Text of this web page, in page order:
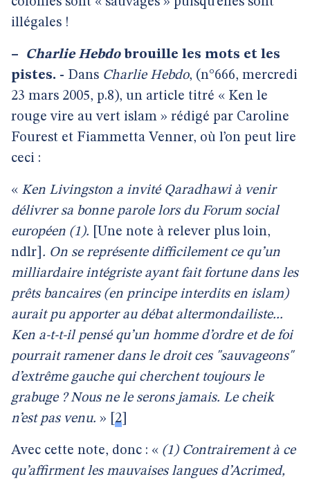
illégales !
– Charlie Hebdo brouille les mots et les
pistes. - Dans Charlie Hebdo, (n°666, mercredi
23 mars 2005, p.8), un article titré « Ken le
rouge vire au vert islam » rédigé par Caroline
Fourest et Fiammetta Venner, où l’on peut lire
ceci :
« Ken Livingston a invité Qaradhawi à venir
délivrer sa bonne parole lors du Forum social
européen (1).
[Une note à relever plus loin,
ndlr] . On se représente difficilement ce qu’un
milliardaire intégriste ayant fait fortune dans les
prêts bancaires (en principe interdits en islam)
aurait pu apporter au débat altermondailiste...
Ken a-t-t-il pensé qu’un homme d’ordre et de foi
pourrait ramener dans le droit ces "sauvageons"
d’extrême gauche qui cherchent toujours le
grabuge ? Nous ne le serons jamais. Le cheik
n’est pas venu. » 2
Avec cette note, donc : « (1) Contrairement à ce
qu’affirment les mauvaises langues d’Acrimed,